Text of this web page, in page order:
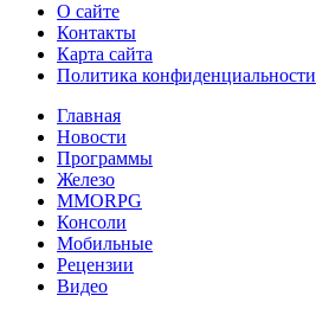
О сайте
Контакты
Карта сайта
Политика конфиденциальности
Главная
Новости
Программы
Железо
MMORPG
Консоли
Мобильные
Рецензии
Видео